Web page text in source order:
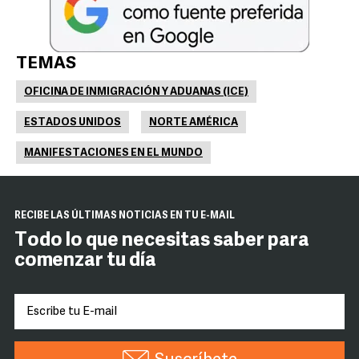
TEMAS
OFICINA DE INMIGRACIÓN Y ADUANAS (ICE)
ESTADOS UNIDOS NORTE AMÉRICA
MANIFESTACIONES EN EL MUNDO
RECIBE LAS ÚLTIMAS NOTICIAS EN TU E-MAIL
Todo lo que necesitas saber para
comenzar tu día